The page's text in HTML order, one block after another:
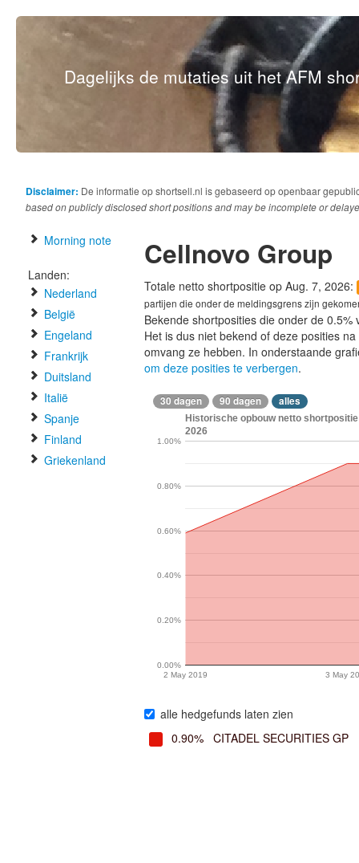
Dagelijks de mutaties uit het AFM
Disclaimer: De informatie op shortsell.nl is gebaseerd op openbaar
based on publicly disclosed short positions and may be incomplete or
Morning note
Landen:
Nederland
België
Engeland
Frankrijk
Duitsland
Italië
Spanje
Finland
Griekenland
Cellnovo Group
Totale netto shortpositie op Aug. 7, 2026:
partijen die onder de meldingsgrens zijn
Bekende shortposities die onder de
Het is dus niet bekend of deze posities
omvang ze hebben. In onderstaande
om deze posities te verbergen.
30 dagen 90 dagen alles
Historische opbouw netto
2026
2 May 2019 3 May
0.00%
0.20%
0.40%
0.60%
0.80%
1.00%
alle hedgefunds laten zien
0.90% CITADEL SECURITIES GP